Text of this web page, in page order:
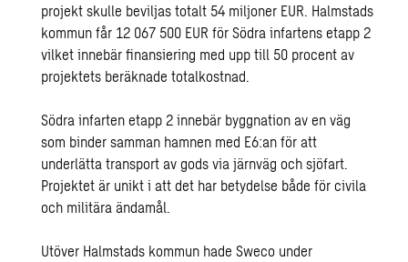
projekt skulle beviljas totalt 54 miljoner EUR. Halmstads
kommun får 12 067 500 EUR för Södra infartens etapp 2
vilket innebär finansiering med upp till 50 procent av
projektets beräknade totalkostnad.
Södra infarten etapp 2 innebär byggnation av en väg
som binder samman hamnen med E6:an för att
underlätta transport av gods via järnväg och sjöfart.
Projektet är unikt i att det har betydelse både för civila
och militära ändamål.
Utöver Halmstads kommun hade Sweco under